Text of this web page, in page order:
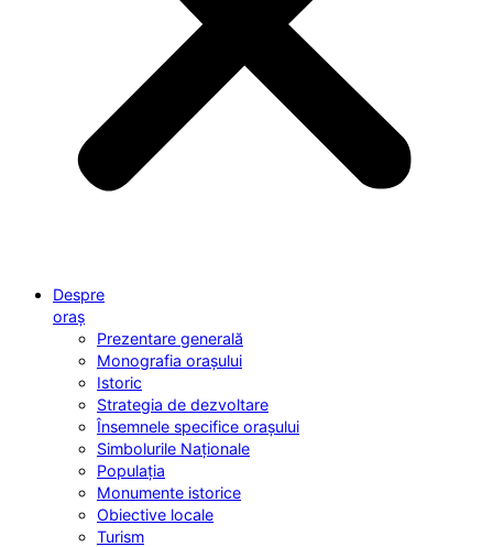
Despre
oraș
Prezentare generală
Monografia orașului
Istoric
Strategia de dezvoltare
Însemnele specifice orașului
Simbolurile Naționale
Populația
Monumente istorice
Obiective locale
Turism